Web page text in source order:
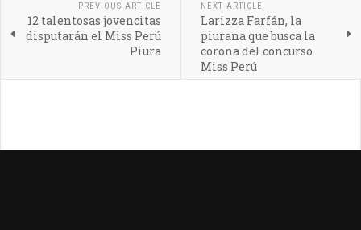
PREVIOUS ARTICLE
12 talentosas jovencitas
disputarán el Miss Perú
Piura
NEXT ARTICLE
Larizza Farfán, la
piurana que busca la
corona del concurso
Miss Perú